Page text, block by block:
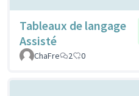
Tableaux de langage
Assisté
ChaFre
2 0